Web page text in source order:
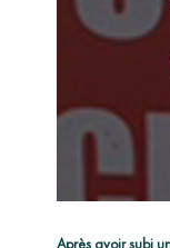
Après avoir subi